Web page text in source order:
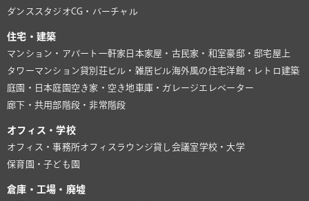
ダンススタジオCG・バーチャル
住宅・建築
マンション・アパート 一軒家 日本家屋・古民家・和室豪邸・邸宅屋上
タワーマンション貸別荘ビル・雑居ビル海外風の住宅洋館・レトロ建築
庭園・日本庭園 空き家・空き地 車庫・ガレージ エレベーター
廊下・共用部 階段・非常階段
オフィス・学校
オフィス・事務所オフィスラウンジ貸し会議室学校・大学
保育園・子ども園
倉庫・工場・廃墟